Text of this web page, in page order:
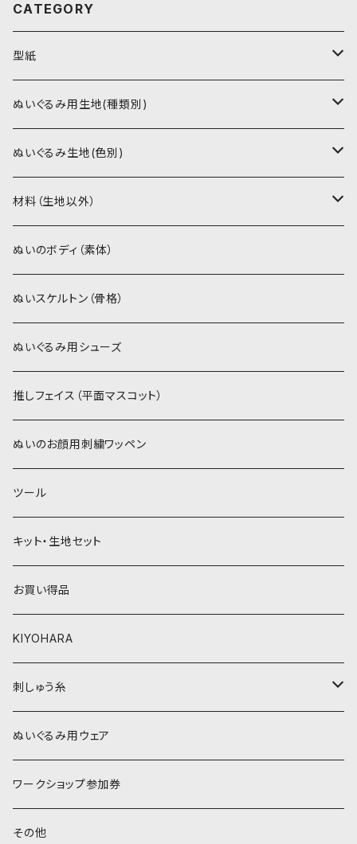
CATEGORY
型紙
書籍（紙の本）
PDFデータ（ダウンロード）
ぬいぐるみ用生地(種類別)
ソフトボア（短毛）
ソフトボア（5mm）
ぬいトリコット
スキンカラー生地
カーリーベルボア
パウダーボア（4mm）
ウィッグボア（8cm）
ぬいぐるみ生地(色別)
ソフトボア
スキンカラー系
白系
黄色・クリーム系
ベージュ・ブラウン系
ぬいトリコット
スキンカラー系
白系
黄色・クリーム系
ベージュ・ブラウン系
材料（生地以外）
アイロン接着シート
ステッチカラー
ミニワッペン
リボン
ぬいのボディ（素体）
ぬいスケルトン（骨格）
ぬいぐるみ用シューズ
推しフェイス（平面マスコット）
ぬいのお顔用刺繍ワッペン
ツール
キット・生地セット
お買い得品
KIYOHARA
刺しゅう糸
COSMO 25番刺しゅう糸
ぬいぐるみ用ウェア
ワークショップ参加券
その他